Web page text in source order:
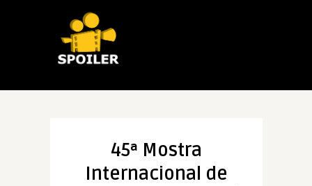
45ª Mostra
Internacional de